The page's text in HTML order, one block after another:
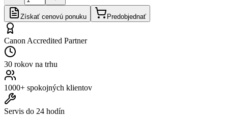
Získať cenovú ponuku Predobjednať
Canon Accredited Partner
30 rokov na trhu
1000+ spokojných klientov
Servis do 24 hodín